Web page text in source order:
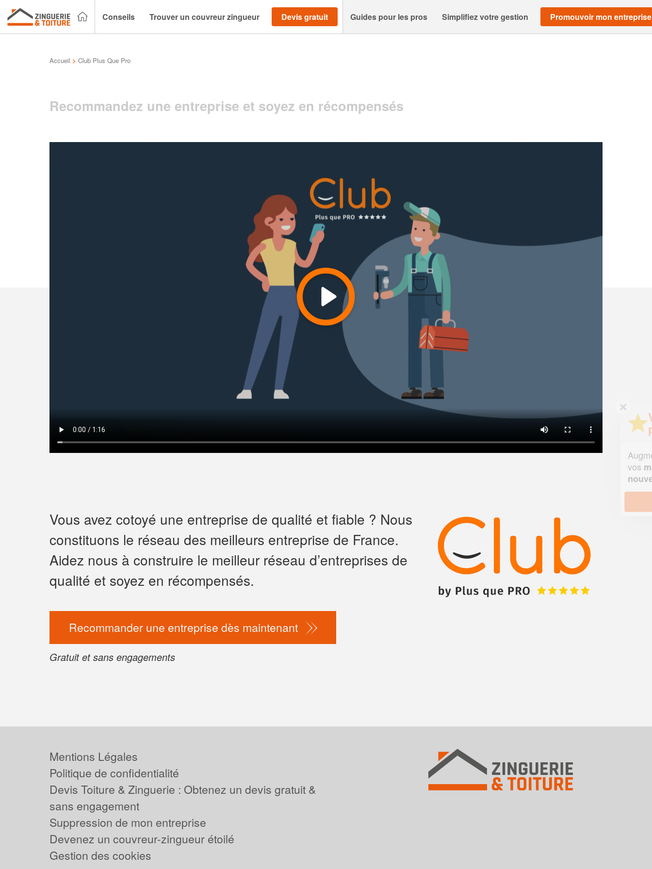
Conseils Trouver un couvreur zingueur Devis gratuit Guides pour les pros Simplifiez votre gestion Promouvoir mon entreprise
Accueil > Club Plus Que Pro
Recommandez une entreprise et soyez en récompensés
Vous avez cotoyé une entreprise de qualité et fiable ? Nous
constituons le réseau des meilleurs entreprise de France.
Aidez nous à construire le meilleur réseau d’entreprises de
qualité et soyez en récompensés.
Recommander une entreprise dès maintenant
Gratuit et sans engagements
Vous êtes un
professionnel ?
Augmentez votrechiffre d'affaireset
Mentions Légales
Politique de confidentialité
Devis Toiture & Zinguerie : Obtenez un devis gratuit &
sans engagement
Suppression de mon entreprise
Devenez un couvreur-zingueur étoilé
Gestion des cookies